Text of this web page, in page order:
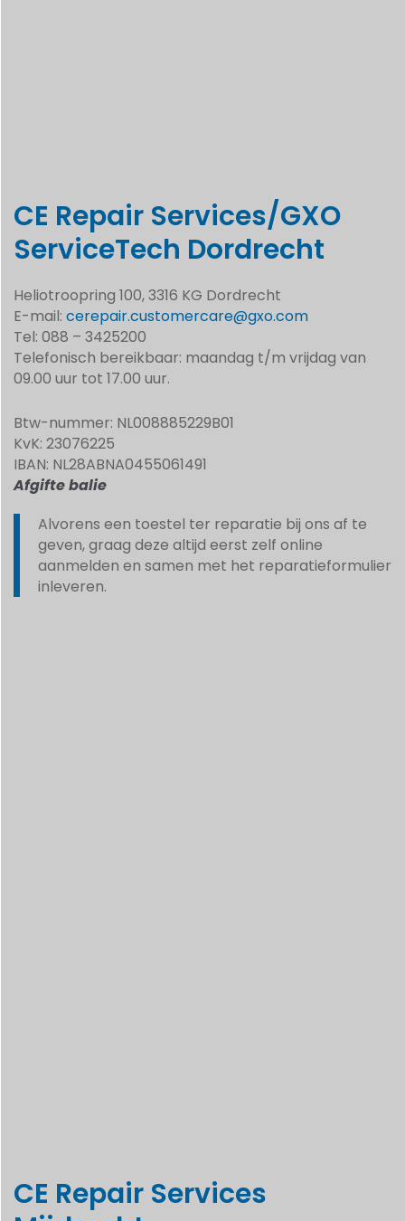
CE Repair Services/GXO
ServiceTech Dordrecht
Heliotroopring 100, 3316 KG Dordrecht
E-mail: cerepair.customercare@gxo.com
Tel: 088 – 3425200
Telefonisch bereikbaar: maandag t/m vrijdag van
09.00 uur tot 17.00 uur.
Btw-nummer: NL008885229B01
KvK: 23076225
IBAN: NL28ABNA0455061491
Afgifte balie
Alvorens een toestel ter reparatie bij ons af te
geven, graag deze altijd eerst zelf online
aanmelden en samen met het reparatieformulier
inleveren.
CE Repair Services